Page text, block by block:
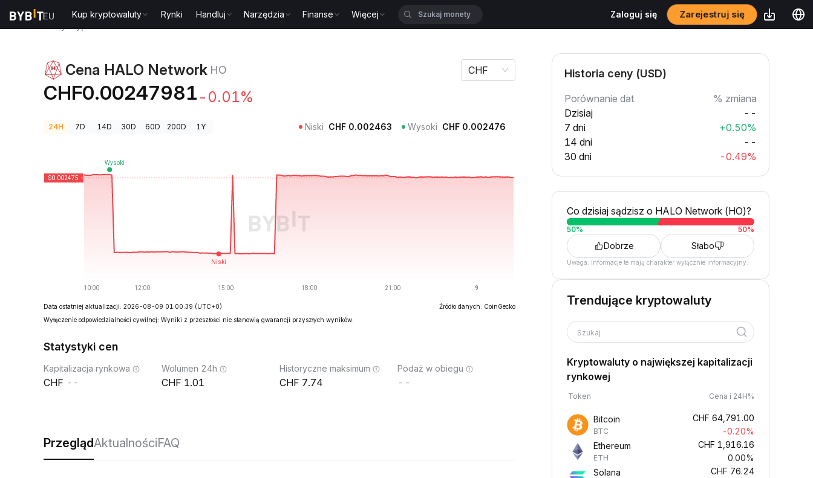
Kup kryptowaluty Rynki Handluj Narzędzia Finanse Więcej Zaloguj się Zarejestruj się
Cena HALO Network HO
CHF0.00247981 -0.01%
CHF
24H 7D 14D 30D 60D 200D 1Y Niski CHF 0.002463 Wysoki CHF 0.002476
Data ostatniej aktualizacji: 2026-08-09 01:00:39 (UTC+0)
Źródło danych: CoinGecko
Wyłączenie odpowiedzialności cywilnej: Wyniki z przeszłości nie stanowią gwarancji przyszłych wyników.
Statystyki cen
Kapitalizacja rynkowa
--
Wolumen 24h
1.01
Historyczne maksimum
7.74
Podaż w obiegu
--
PrzeglądAktualnościFAQ
Historia ceny (USD)
Porównanie dat
% zmiana
Dzisiaj
--
7 dni
+0.50%
14 dni
--
30 dni
-0.49%
Co dzisiaj sądzisz o HALO Network (HO)?
50% 50%
Dobrze Słabo
Uwaga: Informacje te mają charakter wyłącznie informacyjny.
Trendujące kryptowaluty
Szukaj
Kryptowaluty o największej kapitalizacji
rynkowej
Token Cena i 24H%
Bitcoin
BTC
CHF 64,791.00
-0.20%
Ethereum
ETH
CHF 1,916.16
0.00%
Solana
CHF 76.24